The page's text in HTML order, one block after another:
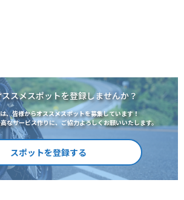
スメスポットを登録しませんか？
、皆様からオススメスポットを募集しています！
なサービス作りに、ご協力よろしくお願いいたします。
スポットを登録する